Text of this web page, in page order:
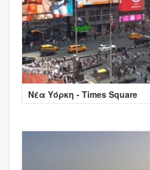
Νέα Υόρκη - Times Square